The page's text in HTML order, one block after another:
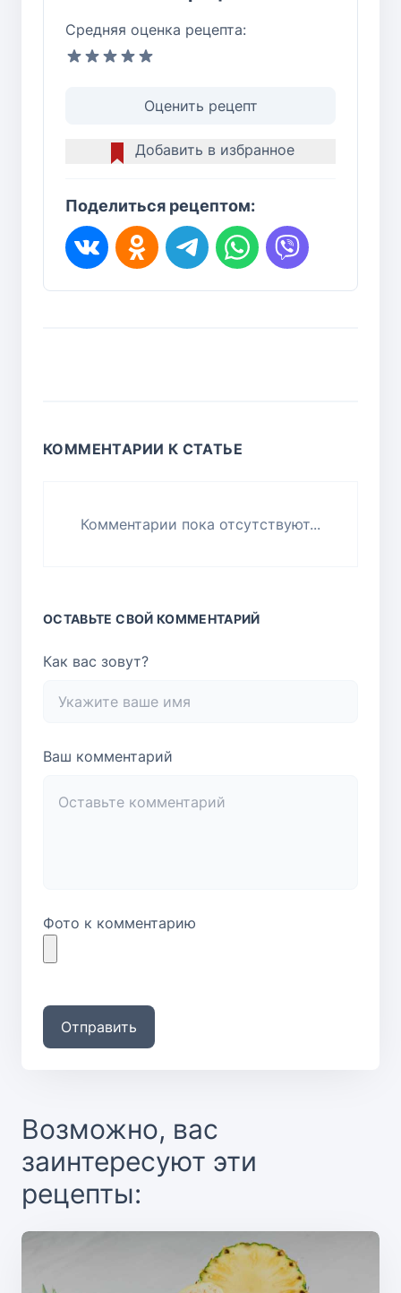
Средняя оценка рецепта:
Оценить рецепт
Добавить в избранное
Поделиться рецептом:
КОММЕНТАРИИ К СТАТЬЕ
Комментарии пока отсутствуют...
ОСТАВЬТЕ СВОЙ КОММЕНТАРИЙ
Как вас зовут?
Ваш комментарий
Фото к комментарию
Отправить
Возможно, вас
заинтересуют эти
рецепты: